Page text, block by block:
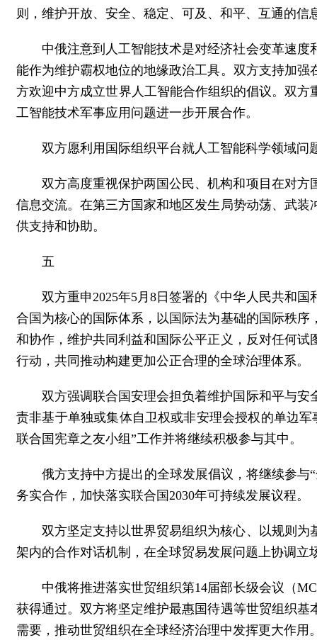
则，维护开放、安全、稳定、可及、和平、互通的
中俄注意到人工智能技术是对经济社会变革速
能作为维护霸权地位的地缘政治工具。双方支持加
方欢迎中方成立世界人工智能合作组织的倡议。双
工智能技术军事应用问题进一步开展合作。
双方愿利用国际组织平台就人工智能科学领域问
双方高度重视保护两国公民、机构和项目在对
信息交流。在第三方国家和地区发生局势动荡、武
供支持和协助。
五
双方重申2025年5月8日签署的《中华人民共和
合国为核心的国际体系，以国际法为基础的国际秩
和协作，维护共同利益和国际公平正义，反对任何
行动，共同推动构建更加公正合理的全球治理体系。
双方强调联合国安理会担负着维护国际和平与
责非基于单独或集体自卫权或非安理会授权的单边
联合国宪章之友小组”工作并将继续积极参与其中。
俄方支持中方提出的全球发展倡议，将继续参
务实合作，加快落实联合国2030年可持续发展议程。
双方坚定支持以世界贸易组织为核心、以规则
架内的合作对话机制，在全球贸易发展问题上协调
中俄将推进落实世贸组织第14届部长级会议（
获得通过。双方将坚定维护最惠国待遇等世贸组织
需要，推动世贸组织在全球经济治理中发挥更大作用